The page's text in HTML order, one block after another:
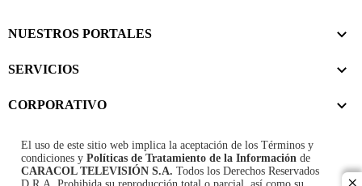
NUESTROS PORTALES
SERVICIOS
CORPORATIVO
El uso de este sitio web implica la aceptación de los Términos y
condiciones y Políticas de Tratamiento de la Información de
CARACOL TELEVISIÓN S.A. Todos los Derechos Reservados